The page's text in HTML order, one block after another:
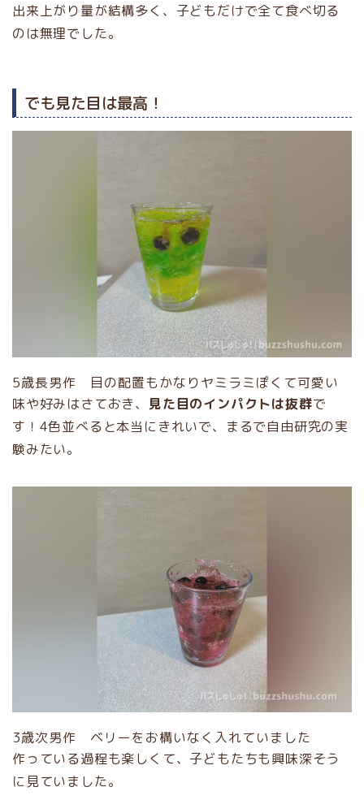
出来上がり量が結構多く、子どもだけで全て食べ切る
のは無理でした。
でも見た目は最高！
5歳長男作 目の配置もかなりヤミラミぽくて可愛い
味や好みはさておき、 見た目のインパクトは抜群で
す！4色並べると本当にきれいで、まるで自由研究の実
験みたい。
3歳次男作 ベリーをお構いなく入れていました
作っている過程も楽しくて、子どもたちも興味深そう
に見ていました。